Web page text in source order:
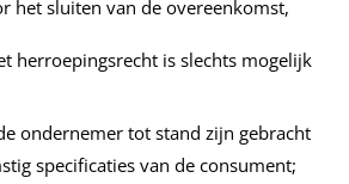
het sluiten van de overeenkomst,
herroepingsrecht is slechts mogelijk
ondernemer tot stand zijn gebracht
specificaties van de consument;